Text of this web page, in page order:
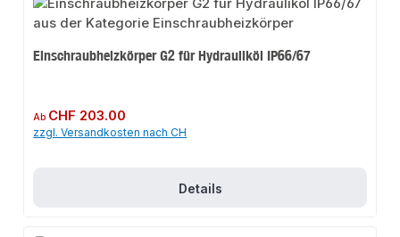
Einschraubheizkörper G2 für Hydrauliköl IP66/67
Regulärer Preis:
Ab CHF 203.00
zzgl. Versandkosten nach CH
Details